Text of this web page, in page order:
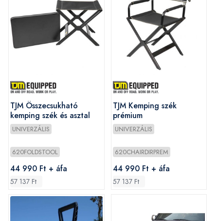
TJM Összecsukható
kemping szék és asztal
UNIVERZÁLIS
620FOLDSTOOL
44 990 Ft + áfa
57 137 Ft
TJM Kemping szék
prémium
UNIVERZÁLIS
620CHAIRDIRPREM
44 990 Ft + áfa
57 137 Ft